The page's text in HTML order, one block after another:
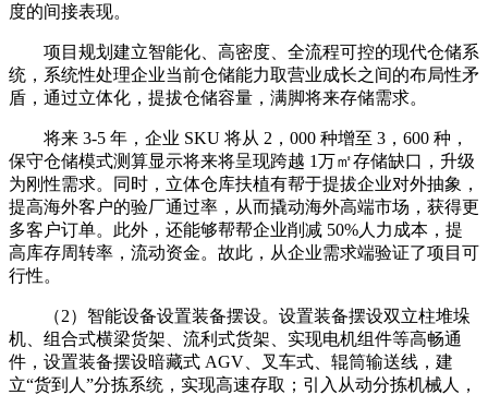
度的间接表现。
项目规划建立智能化、高密度、全流程可控的现代仓储系
统，系统性处理企业当前仓储能力取营业成长之间的布局性矛
盾，通过立体化，提拔仓储容量，满脚将来存储需求。
将来 3-5 年，企业 SKU 将从 2，000 种增至 3，600 种，
保守仓储模式测算显示将来将呈现跨越 1万㎡存储缺口，升级
为刚性需求。同时，立体仓库扶植有帮于提拔企业对外抽象，
提高海外客户的验厂通过率，从而撬动海外高端市场，获得更
多客户订单。此外，还能够帮帮企业削减 50%人力成本，提
高库存周转率，流动资金。故此，从企业需求端验证了项目可
行性。
（2）智能设备设置装备摆设。设置装备摆设双立柱堆垛
机、组合式横梁货架、流利式货架、实现电机组件等高畅通
件，设置装备摆设暗藏式 AGV、叉车式、辊筒输送线，建
立“货到人”分拣系统，实现高速存取；引入从动分拣机械人，